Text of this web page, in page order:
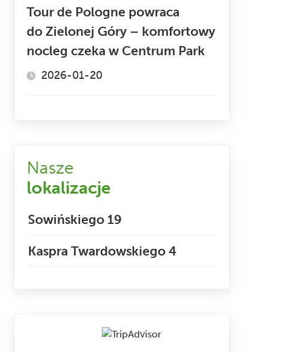
Tour de Pologne powraca
do Zielonej Góry – komfortowy
nocleg czeka w Centrum Park
2026-01-20
Nasze
lokalizacje
Sowińskiego 19
Kaspra Twardowskiego 4